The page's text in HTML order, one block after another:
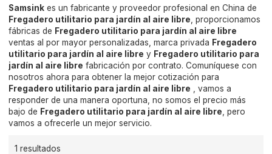
Samsink es un fabricante y proveedor profesional en China de
Fregadero utilitario para jardín al aire libre , proporcionamos
fábricas de Fregadero utilitario para jardín al aire libre
ventas al por mayor personalizadas, marca privada Fregadero
utilitario para jardín al aire libre y Fregadero utilitario para
jardín al aire libre fabricación por contrato. Comuníquese con
nosotros ahora para obtener la mejor cotización para
Fregadero utilitario para jardín al aire libre , vamos a
responder de una manera oportuna, no somos el precio más
bajo de Fregadero utilitario para jardín al aire libre , pero
vamos a ofrecerle un mejor servicio.
1 resultados